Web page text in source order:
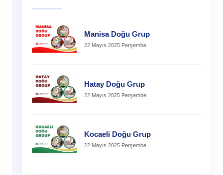
Manisa Doğu Grup
22 Mayıs 2025 Perşembe
Hatay Doğu Grup
22 Mayıs 2025 Perşembe
Kocaeli Doğu Grup
22 Mayıs 2025 Perşembe